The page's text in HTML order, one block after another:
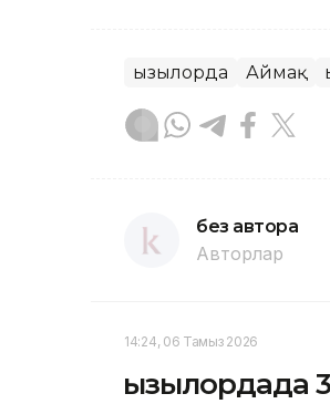
Қызылорда Аймақ
без автора
Авторлар
14:24, 06 Тамыз 2026
Қызылордада